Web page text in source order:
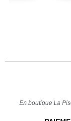
En boutique La